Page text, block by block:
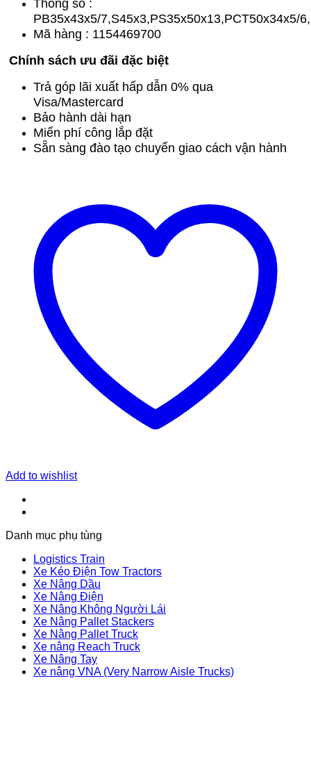
Thông số :
PB35x43x5/7,S45x3,PS35x50x13,PCT50x34x5/
Mã hàng : 1154469700
Chính sách ưu đãi đặc biệt
Trả góp lãi xuất hấp dẫn 0% qua
Visa/Mastercard
Bảo hành dài hạn
Miển phí công lắp đặt
Sẵn sàng đào tạo chuyển giao cách vận hành
Add to wishlist
Danh mục phụ tùng
Logistics Train
Xe Kéo Điện Tow Tractors
Xe Nâng Dầu
Xe Nâng Điện
Xe Nâng Không Người Lái
Xe Nâng Pallet Stackers
Xe Nâng Pallet Truck
Xe nâng Reach Truck
Xe Nâng Tay
Xe nâng VNA (Very Narrow Aisle Trucks)